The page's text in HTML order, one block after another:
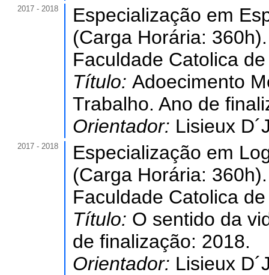
2017 - 2018
Especialização em
(Carga Horária: 360h).
Faculdade Catolica
Título: Adoecimento
Trabalho. Ano de
Orientador: Lisieux
2017 - 2018
Especialização em
(Carga Horária: 360h).
Faculdade Catolica
Título: O sentido da
de finalização: 2018.
Orientador: Lisieux